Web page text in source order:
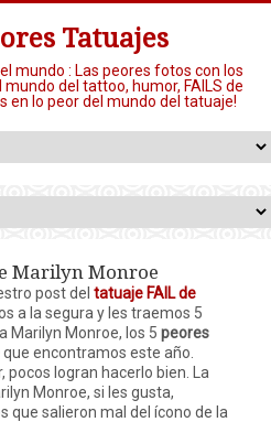
Tatuajes
mundo : Las peores fotos con los
del tattoo, humor, FAILS de
en lo peor del mundo del tatuaje!
Marilyn Monroe
post del tatuaje FAIL de
a la segura y les traemos 5
Marilyn Monroe, los 5 peores
que encontramos este año.
pocos logran hacerlo bien. La
Monroe, si les gusta,
que salieron mal del ícono de la